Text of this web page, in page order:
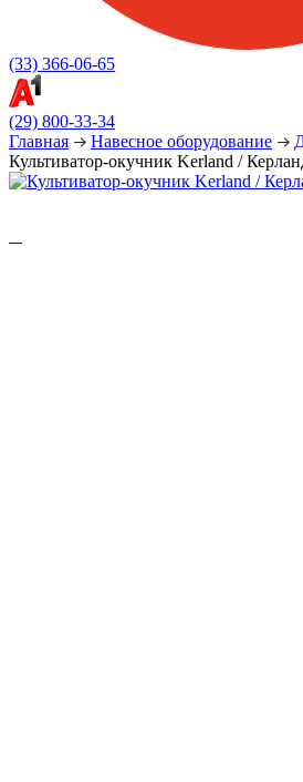
(33) 366-06-65
(29) 800-33-34
Главная
Навесное оборудование
Культиватор-окучник Kerland /